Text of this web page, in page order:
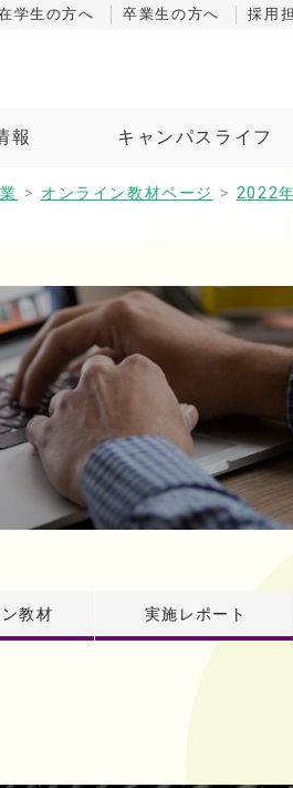
学生の方へ 卒業生の方へ 採用
報 キャンパスライフ
> オンライン教材ページ > 2022
教材 実施レポート